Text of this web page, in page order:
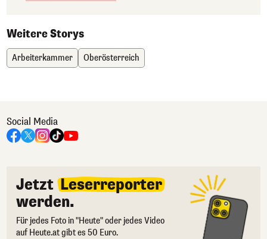
Weitere Storys
Arbeiterkammer Oberösterreich
Social Media
Jetzt Leserreporter
werden.
Für jedes Foto in "Heute" oder jedes Video
auf Heute.at gibt es 50 Euro.